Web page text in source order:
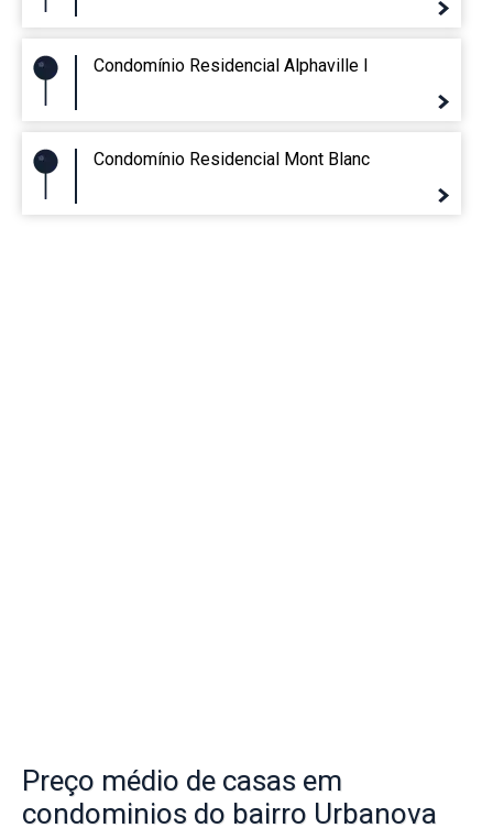
Condomínio Residencial Alphaville I
Condomínio Residencial Mont Blanc
Preço médio de casas em
condominios do bairro Urbanova